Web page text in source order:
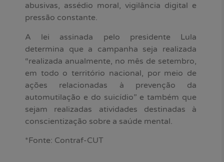
abusivas, assédio moral, vigilância digital e
pressão constante.
A lei assinada pelo presidente Lula
determina que a campanha seja realizada
“realizada anualmente, no mês de setembro,
em todo o território nacional, por meio de
ações relacionadas à prevenção da
automutilação e do suicídio” e também que
sejam realizadas atividades destinadas à
conscientização sobre a saúde mental.
*Fonte: Contraf-CUT